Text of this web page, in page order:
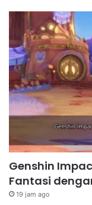
Genshin
Fantasi
19 jam ago